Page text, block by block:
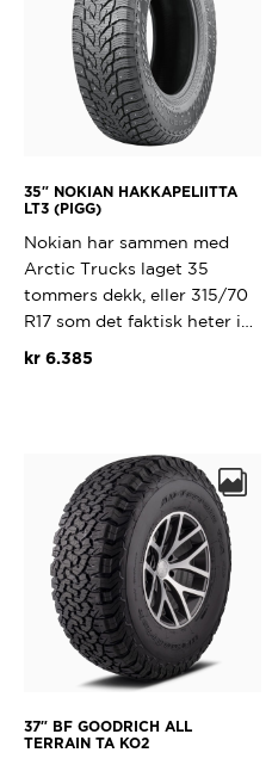
35″ NOKIAN HAKKAPELIITTA
LT3 (PIGG)
Nokian har sammen med
Arctic Trucks laget 35
tommers dekk, eller 315/70
R17 som det faktisk heter i…
kr6.385
37″ BF GOODRICH ALL
TERRAIN TA KO2